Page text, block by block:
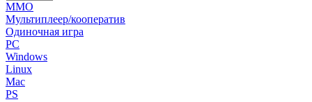
MMO
Мультиплеер/кооператив
Одиночная игра
PC
Windows
Linux
Mac
PS